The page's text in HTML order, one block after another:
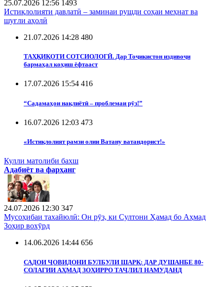
25.07.2026 12:56 1493
Истиқлолияти давлатӣ – заминаи рушди соҳаи меҳнат ва
шуғли аҳолӣ
21.07.2026 14:28 480
ТАҲҚИҚОТИ СОТСИОЛОГӢ. Дар Тоҷикистон издивоҷи
бармаҳал коҳиш ёфтааст
17.07.2026 15:54 416
“Садамаҳои нақлиётӣ – проблемаи рӯз!”
16.07.2026 12:03 473
«Истиқлолият рамзи олии Ватану ватандорист!»
Кулли матолиби бахш
Адабиёт ва фарҳанг
24.07.2026 12:30 347
Мусоҳибаи тахайюлӣ: Он рӯз, ки Султони Ҳамад бо Аҳмад
Зоҳир вохӯрд
14.06.2026 14:44 656
САДОИ ҶОВИДОНИ БУЛБУЛИ ШАРҚ: ДАР ДУШАНБЕ 80-
СОЛАГИИ АҲМАД ЗОҲИРРО ТАҶЛИЛ НАМУДАНД